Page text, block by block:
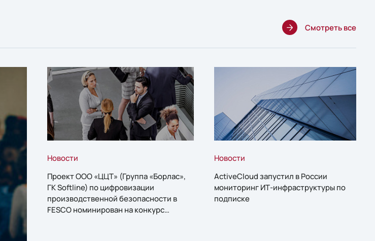
Смотреть все
Новости
Проект ООО «ЦЦТ» (Группа «Борлас»,
ГК Softline) по цифровизации
производственной безопасности в
FESCO номинирован на конкурс
Новости
ActiveCloud запустил в России
мониторинг ИТ-инфраструктуры по
подписке